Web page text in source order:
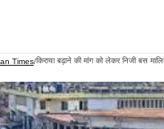
Times/किराया बढ़ाने की मांग को लेकर निजी बस